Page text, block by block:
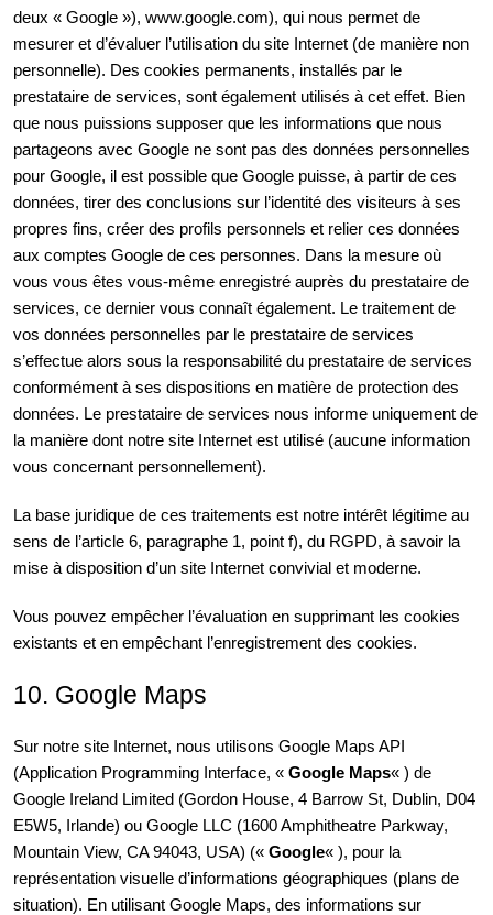
deux « Google »), www.google.com), qui nous permet de
mesurer et d’évaluer l’utilisation du site Internet (de manière non
personnelle). Des cookies permanents, installés par le
prestataire de services, sont également utilisés à cet effet. Bien
que nous puissions supposer que les informations que nous
partageons avec Google ne sont pas des données personnelles
pour Google, il est possible que Google puisse, à partir de ces
données, tirer des conclusions sur l’identité des visiteurs à ses
propres fins, créer des profils personnels et relier ces données
aux comptes Google de ces personnes. Dans la mesure où
vous vous êtes vous-même enregistré auprès du prestataire de
services, ce dernier vous connaît également. Le traitement de
vos données personnelles par le prestataire de services
s’effectue alors sous la responsabilité du prestataire de services
conformément à ses dispositions en matière de protection des
données. Le prestataire de services nous informe uniquement de
la manière dont notre site Internet est utilisé (aucune information
vous concernant personnellement).
La base juridique de ces traitements est notre intérêt légitime au
sens de l’article 6, paragraphe 1, point f), du RGPD, à savoir la
mise à disposition d’un site Internet convivial et moderne.
Vous pouvez empêcher l’évaluation en supprimant les cookies
existants et en empêchant l’enregistrement des cookies.
10. Google Maps
Sur notre site Internet, nous utilisons Google Maps API
(Application Programming Interface, « Google Maps« ) de
Google Ireland Limited (Gordon House, 4 Barrow St, Dublin, D04
E5W5, Irlande) ou Google LLC (1600 Amphitheatre Parkway,
Mountain View, CA 94043, USA) (« Google« ), pour la
représentation visuelle d’informations géographiques (plans de
situation). En utilisant Google Maps, des informations sur